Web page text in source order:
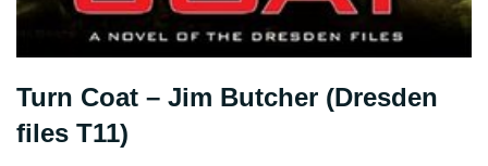
Turn Coat – Jim Butcher (Dresden
files T11)